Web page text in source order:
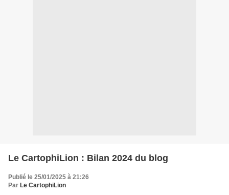
Le CartophiLion : Bilan 2024 du blog
Publié le 25/01/2025 à 21:26
Par Le CartophiLion